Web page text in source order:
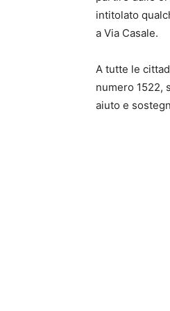
intitolato
a Via Casale.
A tutte le
numero 1522,
aiuto e